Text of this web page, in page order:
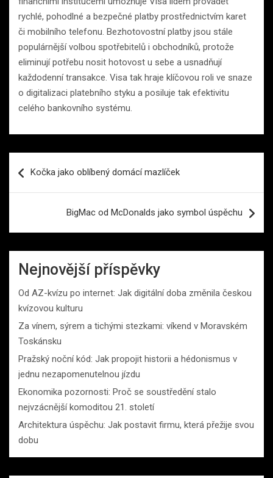
rychlé, pohodlné a bezpečné platby prostřednictvím karet
či mobilního telefonu. Bezhotovostní platby jsou stále
populárnější volbou spotřebitelů i obchodníků, protože
eliminují potřebu nosit hotovost u sebe a usnadňují
každodenní transakce. Visa tak hraje klíčovou roli ve snaze
o digitalizaci platebního styku a posiluje tak efektivitu
celého bankovního systému.
proKočka jako oblíbený domácí mazlíček
BigMac od McDonalds jako symbol úspěchu
Nejnovější příspěvky
Od AZ-kvízu po internet: Jak digitální doba změnila českou
kvízovou kulturu
Za vínem, sýrem a tichými stezkami: víkend v Moravském
Toskánsku
Pražský noční kód: Jak propojit historii a hédonismus v
jednu nezapomenutelnou jízdu
Ekonomika pozornosti: Proč se soustředění stalo
nejvzácnější komoditou 21. století
Architektura úspěchu: Jak postavit firmu, která přežije svou
dobu